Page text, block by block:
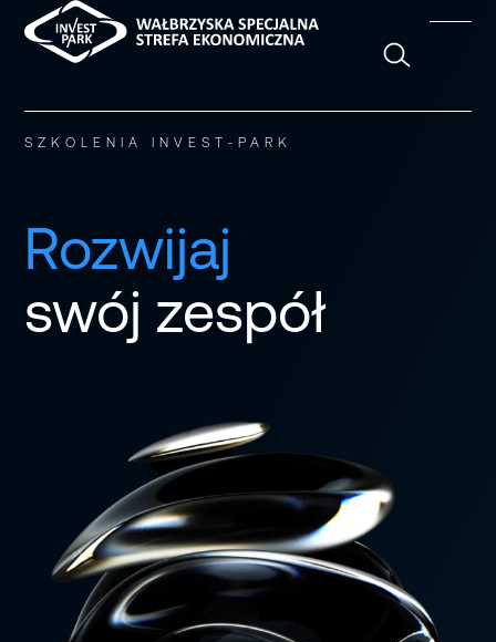
SZKOLENIA INVEST-PARK
Rozwijaj
swój zespół